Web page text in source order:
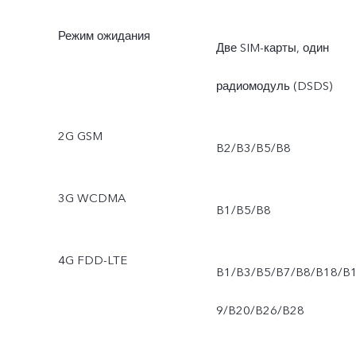
Режим ожидания
Две SIM-карты, один
радиомодуль (DSDS)
2G GSM
B2/B3/B5/B8
3G WCDMA
B1/B5/B8
4G FDD-LTE
B1/B3/B5/B7/B8/B18/
9/B20/B26/B28